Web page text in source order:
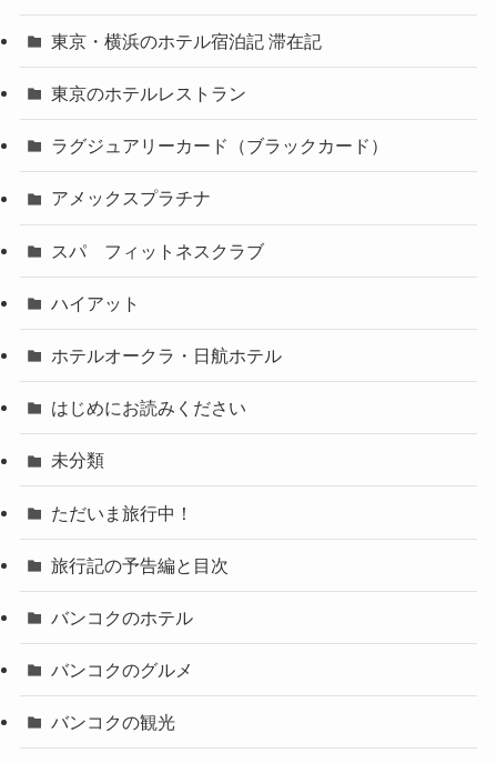
東京・横浜のホテル宿泊記 滞在記
東京のホテルレストラン
ラグジュアリーカード（ブラックカード）
アメックスプラチナ
スパ フィットネスクラブ
ハイアット
ホテルオークラ・日航ホテル
はじめにお読みください
未分類
ただいま旅行中！
旅行記の予告編と目次
バンコクのホテル
バンコクのグルメ
バンコクの観光